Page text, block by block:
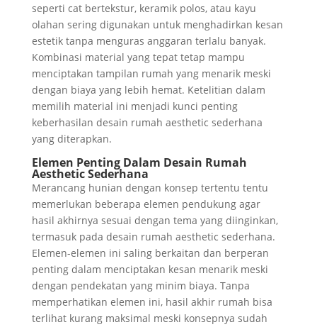
seperti cat bertekstur, keramik polos, atau kayu
olahan sering digunakan untuk menghadirkan kesan
estetik tanpa menguras anggaran terlalu banyak.
Kombinasi material yang tepat tetap mampu
menciptakan tampilan rumah yang menarik meski
dengan biaya yang lebih hemat. Ketelitian dalam
memilih material ini menjadi kunci penting
keberhasilan desain rumah aesthetic sederhana
yang diterapkan.
Elemen Penting Dalam Desain Rumah
Aesthetic Sederhana
Merancang hunian dengan konsep tertentu tentu
memerlukan beberapa elemen pendukung agar
hasil akhirnya sesuai dengan tema yang diinginkan,
termasuk pada desain rumah aesthetic sederhana.
Elemen-elemen ini saling berkaitan dan berperan
penting dalam menciptakan kesan menarik meski
dengan pendekatan yang minim biaya. Tanpa
memperhatikan elemen ini, hasil akhir rumah bisa
terlihat kurang maksimal meski konsepnya sudah